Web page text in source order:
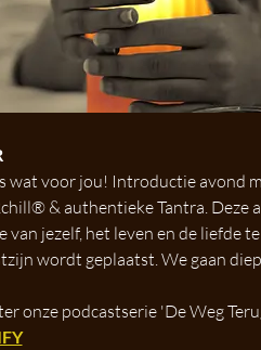
wat voor jou! Introductie avond
& authentieke Tantra. Deze
van jezelf, het leven en de liefde
wordt geplaatst. We gaan
onze podcastserie 'De Weg